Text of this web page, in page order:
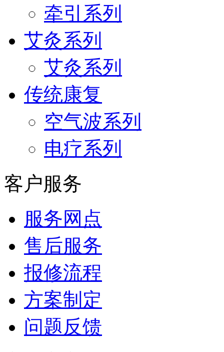
牵引系列
艾灸系列
艾灸系列
传统康复
空气波系列
电疗系列
客户服务
服务网点
售后服务
报修流程
方案制定
问题反馈